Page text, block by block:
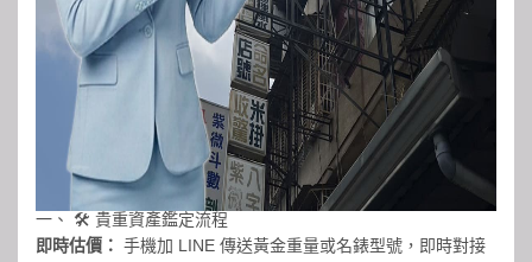
一、 🛠️ 貴重資產鑑定流程
即時估價： 手機加 LINE 傳送黃金重量或名錶型號，即時對接